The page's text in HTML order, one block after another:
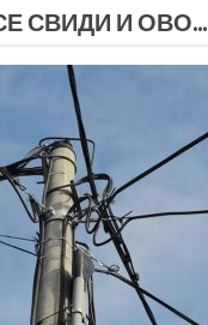
СВИДИ И ОВО...